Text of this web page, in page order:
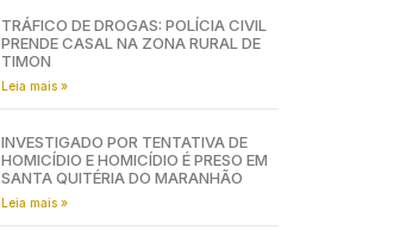
TRÁFICO DE DROGAS: POLÍCIA CIVIL
PRENDE CASAL NA ZONA RURAL DE
TIMON
Leia mais »
INVESTIGADO POR TENTATIVA DE
HOMICÍDIO E HOMICÍDIO É PRESO EM
SANTA QUITÉRIA DO MARANHÃO
Leia mais »